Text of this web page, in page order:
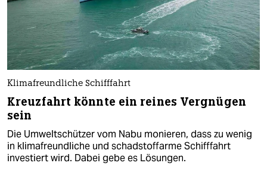
Klimafreundliche Schifffahrt
Kreuzfahrt könnte ein reines Vergnügen
sein
Die Umweltschützer vom Nabu monieren, dass zu wenig
in klimafreundliche und schadstoffarme Schifffahrt
investiert wird. Dabei gebe es Lösungen.